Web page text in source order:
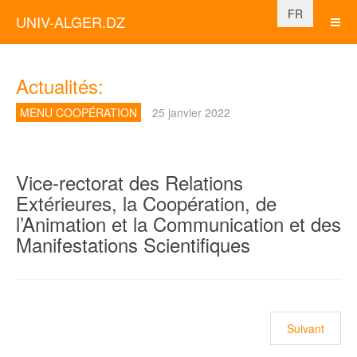
UNIV-ALGER.DZ
Sélectionnez
FR
Actualités:
MENU COOPÉRATION 25 janvier 2022
Vice-rectorat des Relations
Extérieures, la Coopération, de
l’Animation et la Communication et des
Manifestations Scientifiques
Article
Suivant